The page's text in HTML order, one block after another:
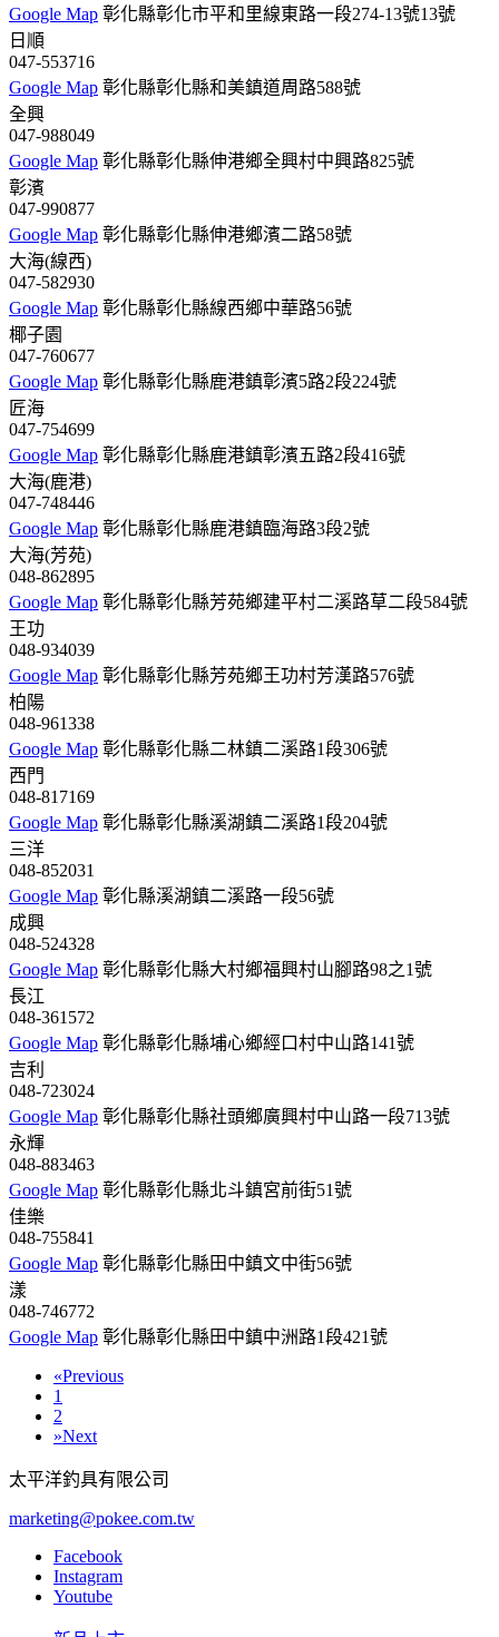
Google Map 彰化縣彰化市平和里線東路一段274-13號13號
日順
047-553716
Google Map 彰化縣彰化縣和美鎮道周路588號
全興
047-988049
Google Map 彰化縣彰化縣伸港鄉全興村中興路825號
彰濱
047-990877
Google Map 彰化縣彰化縣伸港鄉濱二路58號
大海(線西)
047-582930
Google Map 彰化縣彰化縣線西鄉中華路56號
椰子園
047-760677
Google Map 彰化縣彰化縣鹿港鎮彰濱5路2段224號
匠海
047-754699
Google Map 彰化縣彰化縣鹿港鎮彰濱五路2段416號
大海(鹿港)
047-748446
Google Map 彰化縣彰化縣鹿港鎮臨海路3段2號
大海(芳苑)
048-862895
Google Map 彰化縣彰化縣芳苑鄉建平村二溪路草二段584號
王功
048-934039
Google Map 彰化縣彰化縣芳苑鄉王功村芳漢路576號
柏陽
048-961338
Google Map 彰化縣彰化縣二林鎮二溪路1段306號
西門
048-817169
Google Map 彰化縣彰化縣溪湖鎮二溪路1段204號
三洋
048-852031
Google Map 彰化縣溪湖鎮二溪路一段56號
成興
048-524328
Google Map 彰化縣彰化縣大村鄉福興村山腳路98之1號
長江
048-361572
Google Map 彰化縣彰化縣埔心鄉經口村中山路141號
吉利
048-723024
Google Map 彰化縣彰化縣社頭鄉廣興村中山路一段713號
永輝
048-883463
Google Map 彰化縣彰化縣北斗鎮宮前街51號
佳樂
048-755841
Google Map 彰化縣彰化縣田中鎮文中街56號
漾
048-746772
Google Map 彰化縣彰化縣田中鎮中洲路1段421號
«Previous
1
2
»Next
太平洋釣具有限公司
marketing@pokee.com.tw
Facebook
Instagram
Youtube